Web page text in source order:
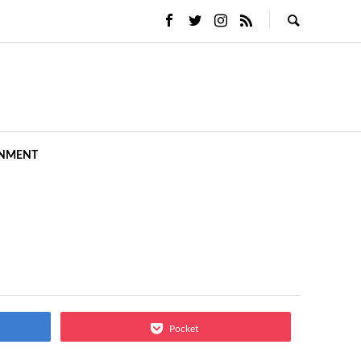
Pocket